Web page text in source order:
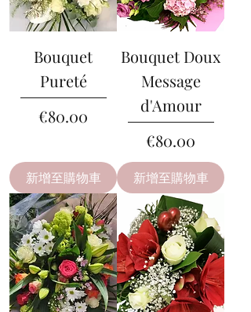
Bouquet
Pureté
價格
€80.00
新增至購物車
Bouquet Doux
Message
d'Amour
價格
€80.00
新增至購物車